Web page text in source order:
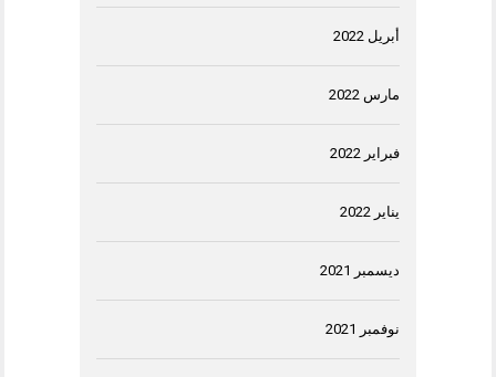
أبريل 2022
مارس 2022
فبراير 2022
يناير 2022
ديسمبر 2021
نوفمبر 2021